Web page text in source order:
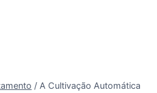
/ A Cultivação Automática